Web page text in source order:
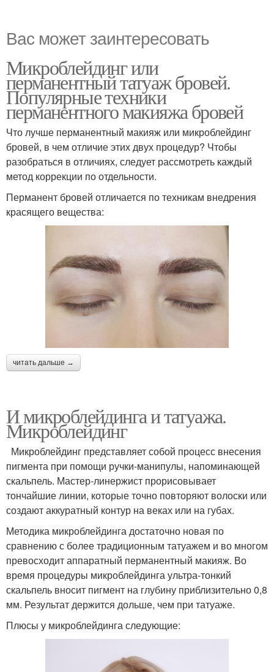
Вас может заинтересовать
Микроблейдинг или
перманентный татуаж бровей.
Популярные техники
перманентного макияжа бровей
Что лучше перманентный макияж или микроблейдинг
бровей, в чем отличие этих двух процедур? Чтобы
разобраться в отличиях, следует рассмотреть каждый
метод коррекции по отдельности.
Перманент бровей отличается по техникам внедрения
красящего вещества:
читать дальше →
И микроблейдинга и татуажа.
Микроблейдинг
Микроблейдинг представляет собой процесс внесения
пигмента при помощи ручки-манипулы, напоминающей
скальпель. Мастер-линержист прорисовывает
тончайшие линии, которые точно повторяют волоски или
создают аккуратный контур на веках или на губах.
Методика микроблейдинга достаточно новая по
сравнению с более традиционным татуажем и во многом
превосходит аппаратный перманентный макияж. Во
время процедуры микроблейдинга ультра-тонкий
скальпель вносит пигмент на глубину приблизительно 0,8
мм. Результат держится дольше, чем при татуаже.
Плюсы у микроблейдинга следующие: